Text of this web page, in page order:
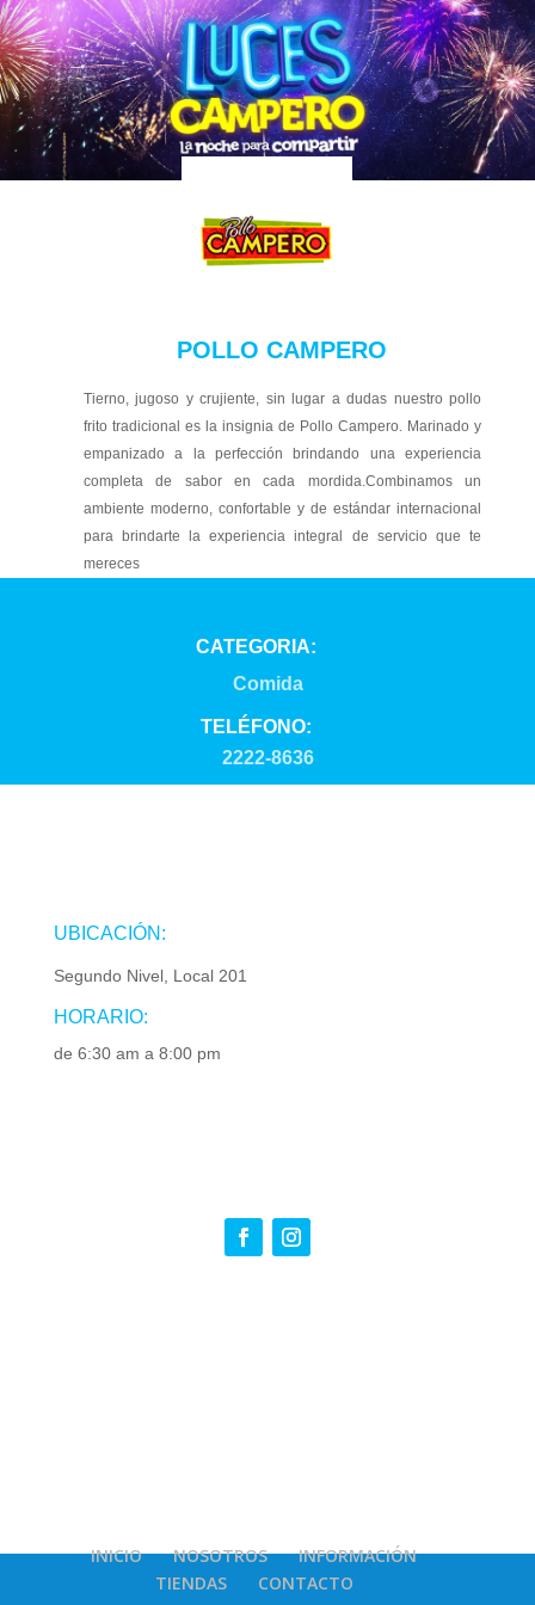
POLLO CAMPERO
Tierno, jugoso y crujiente, sin lugar a dudas nuestro pollo
frito tradicional es la insignia de Pollo Campero. Marinado y
empanizado a la perfección brindando una experiencia
completa de sabor en cada mordida.Combinamos un
ambiente moderno, confortable y de estándar internacional
para brindarte la experiencia integral de servicio que te
mereces
CATEGORIA:
Comida
TELÉFONO:
2222-8636
UBICACIÓN:
Segundo Nivel, Local 201
HORARIO:
de 6:30 am a 8:00 pm
INICIO NOSOTROS
INFORMACIÓN
TIENDAS
CONTACTO